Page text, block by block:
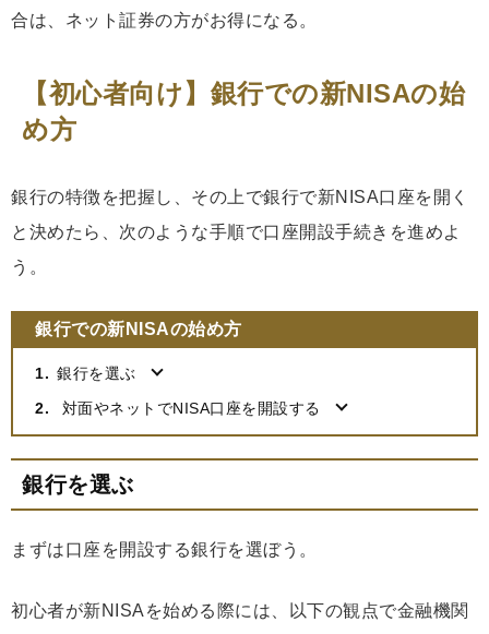
合は、ネット証券の方がお得になる。
【初心者向け】銀行での新NISAの始
め方
銀行の特徴を把握し、その上で銀行で新NISA口座を開く
と決めたら、次のような手順で口座開設手続きを進めよ
う。
銀行での新NISAの始め方
銀行を選ぶ
対面やネットでNISA口座を開設する
銀行を選ぶ
まずは口座を開設する銀行を選ぼう。
初心者が新NISAを始める際には、以下の観点で金融機関